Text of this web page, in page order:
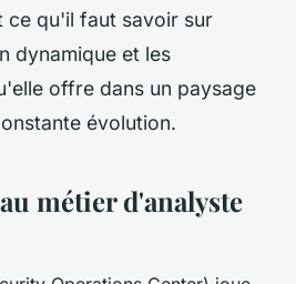
ce qu'il faut savoir sur
dynamique et les
offre dans un paysage
évolution.
métier d'analyste